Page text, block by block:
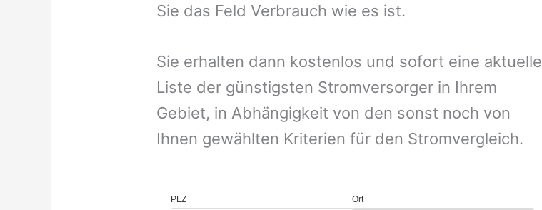
Sie das Feld Verbrauch wie es ist.
Sie erhalten dann kostenlos und sofort eine aktuelle
Liste der günstigsten Stromversorger in Ihrem
Gebiet, in Abhängigkeit von den sonst noch von
Ihnen gewählten Kriterien für den Stromvergleich.